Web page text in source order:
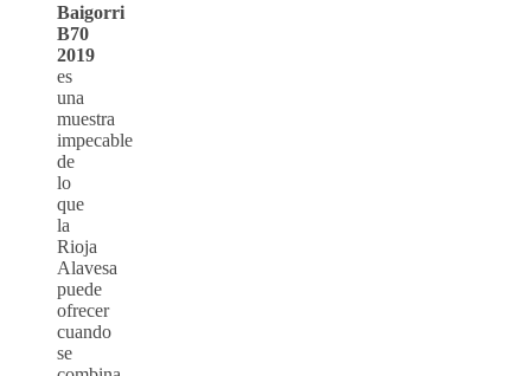
Baigorri
B70
2019
es
una
muestra
impecable
de
lo
que
la
Rioja
Alavesa
puede
ofrecer
cuando
se